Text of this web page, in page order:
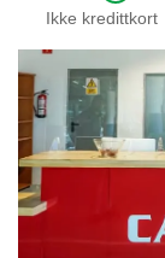
Ikke kredittkort